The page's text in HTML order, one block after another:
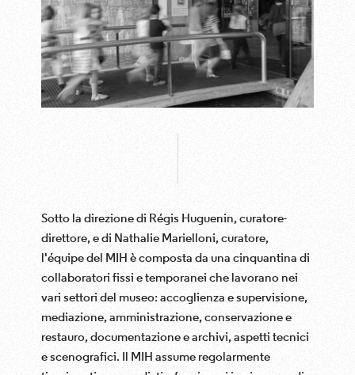
Sotto la direzione di Régis Huguenin, curatore-
direttore, e di Nathalie Marielloni, curatore,
l'équipe del MIH è composta da una cinquantina di
collaboratori fissi e temporanei che lavorano nei
vari settori del museo: accoglienza e supervisione,
mediazione, amministrazione, conservazione e
restauro, documentazione e archivi, aspetti tecnici
e scenografici. Il MIH assume regolarmente